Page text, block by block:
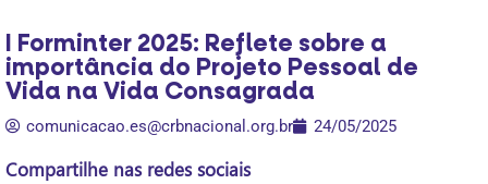
I Forminter 2025: Reflete sobre a
importância do Projeto Pessoal de
Vida na Vida Consagrada
comunicacao.es@crbnacional.org.br 24/05/2025
Compartilhe nas redes sociais